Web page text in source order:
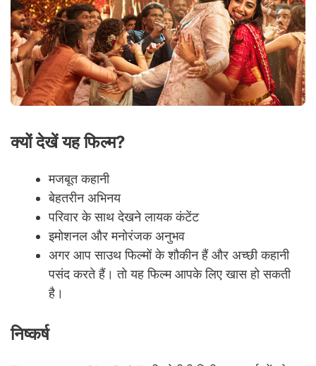
क्यों देखें यह फिल्म?
मजबूत कहानी
बेहतरीन अभिनय
परिवार के साथ देखने लायक कंटेंट
इमोशनल और मनोरंजक अनुभव
अगर आप साउथ फिल्मों के शौकीन हैं और अच्छी कहानी
पसंद करते हैं। तो यह फिल्म आपके लिए खास हो सकती
है।
निष्कर्ष